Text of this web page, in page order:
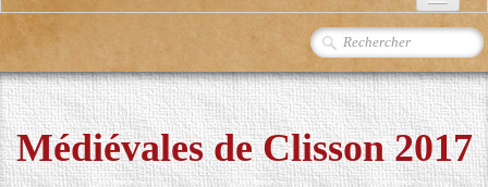
L'ASSOCIATION▼
FESTIVAL 2026▼
Médiévales de Clisson 2017